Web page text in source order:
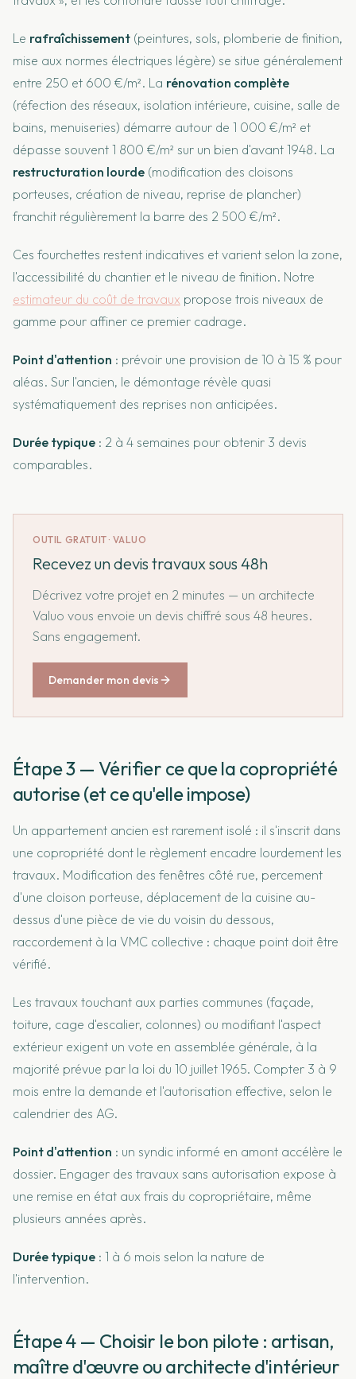
Le rafraîchissement (peintures, sols, plomberie de finition,
mise aux normes électriques légère) se situe généralement
entre 250 et 600 €/m². La rénovation complète
(réfection des réseaux, isolation intérieure, cuisine, salle de
bains, menuiseries) démarre autour de 1 000 €/m² et
dépasse souvent 1 800 €/m² sur un bien d'avant 1948. La
restructuration lourde (modification des cloisons
porteuses, création de niveau, reprise de plancher)
franchit régulièrement la barre des 2 500 €/m².
Ces fourchettes restent indicatives et varient selon la zone,
l'accessibilité du chantier et le niveau de finition. Notre
estimateur du coût de travaux propose trois niveaux de
gamme pour affiner ce premier cadrage.
Point d'attention : prévoir une provision de 10 à 15 % pour
aléas. Sur l'ancien, le démontage révèle quasi
systématiquement des reprises non anticipées.
Durée typique : 2 à 4 semaines pour obtenir 3 devis
comparables.
OUTIL GRATUIT · VALUO
Recevez un devis travaux sous 48h
Décrivez votre projet en 2 minutes — un architecte
Valuo vous envoie un devis chiffré sous 48 heures.
Sans engagement.
Demander mon devis
Étape 3 — Vérifier ce que la copropriété
autorise (et ce qu'elle impose)
Un appartement ancien est rarement isolé : il s'inscrit dans
une copropriété dont le règlement encadre lourdement les
travaux. Modification des fenêtres côté rue, percement
d'une cloison porteuse, déplacement de la cuisine au-
dessus d'une pièce de vie du voisin du dessous,
raccordement à la VMC collective : chaque point doit être
vérifié.
Les travaux touchant aux parties communes (façade,
toiture, cage d'escalier, colonnes) ou modifiant l'aspect
extérieur exigent un vote en assemblée générale, à la
majorité prévue par la loi du 10 juillet 1965. Compter 3 à 9
mois entre la demande et l'autorisation effective, selon le
calendrier des AG.
Point d'attention : un syndic informé en amont accélère le
dossier. Engager des travaux sans autorisation expose à
une remise en état aux frais du copropriétaire, même
plusieurs années après.
Durée typique : 1 à 6 mois selon la nature de
l'intervention.
Étape 4 — Choisir le bon pilote : artisan,
maître d'œuvre ou architecte d'intérieur